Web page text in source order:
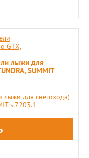
лыжи для
SUMMIT
лыжи для снегохода)
s.7203.1